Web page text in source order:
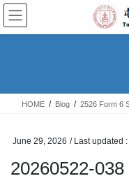
Skip
the
Skip
the
HOME Blog 2526 Form 6
June 29, 2026 / Last updated :
20260522-038